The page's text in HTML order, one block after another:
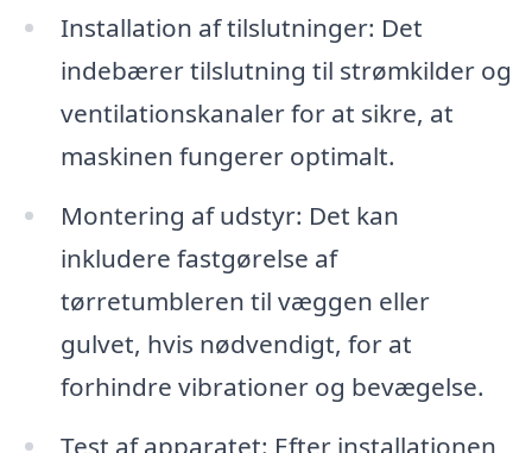
Installation af tilslutninger: Det
indebærer tilslutning til strømkilder og
ventilationskanaler for at sikre, at
maskinen fungerer optimalt.
Montering af udstyr: Det kan
inkludere fastgørelse af
tørretumbleren til væggen eller
gulvet, hvis nødvendigt, for at
forhindre vibrationer og bevægelse.
Test af apparatet: Efter installationen